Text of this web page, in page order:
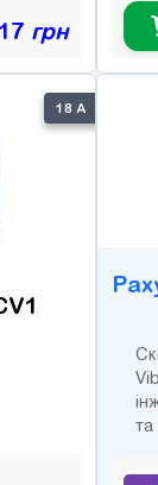
грн
18 А
та